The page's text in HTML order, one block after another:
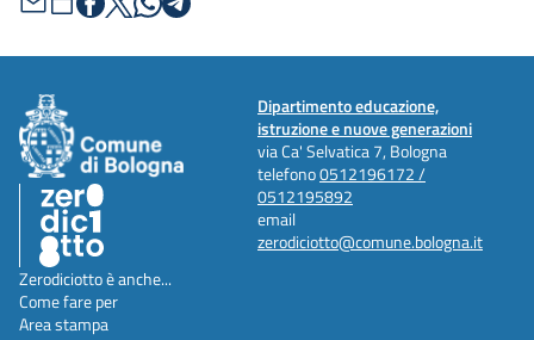
Dipartimento educazione,
istruzione e nuove generazioni
via Ca' Selvatica 7, Bologna
telefono0512196172 /
0512195892
email
zerodiciotto@comune.bologna.it
Zerodiciotto è anche...
Come fare per
Area stampa